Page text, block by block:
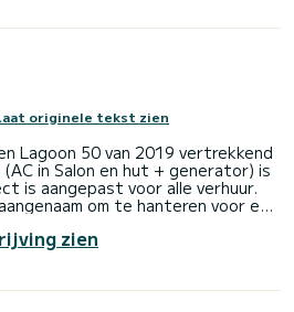
originele tekst zien
Lagoon 50 van 2019 vertrekkend
in Salon en hut + generator) is
is aangepast voor alle verhuur.
om te hanteren voor een
uitgeruste hut(ten) en een
om een uitzonderlijke
zien